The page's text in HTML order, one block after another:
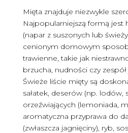
Mięta znajduje niezwykle
Najpopularniejszą formą jest
(napar z suszonych lub
cenionym domowym
trawienne, takie jak
brzucha, nudności czy
Świeże liście mięty są
sałatek, deserów (np.
orzeźwiających (lemoniada,
aromatyczna przyprawa do
(zwłaszcza jagnięciny), ryb,